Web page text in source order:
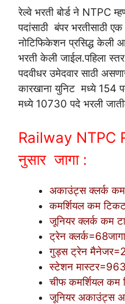
रेल्वे भरती बोर्ड ने NTPC
पदांसाठी बंपर भरतीसाठी
नोटिफिकेशन प्रसिद्ध केली
भरती केली जाईल.पहिला
पदवीधर उमेदवार साठी
कारखाना युनिट मध्ये 154
मध्ये 10730 पदे भरली
Railway NTPC
नुसार जागा :
अकाउंट्स क्लर्क कम
कमर्शियल कम
जूनियर क्लर्क कम
ट्रेन
गुड्स ट्रेन
स्टेशन
चीफ कमर्शियल कम
जूनियर अकाउंट्स